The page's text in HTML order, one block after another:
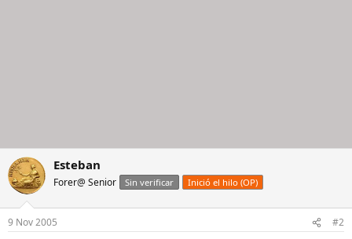
Esteban
Forer@ Senior Sin verificar Inició el hilo (OP)
9 Nov 2005 #2